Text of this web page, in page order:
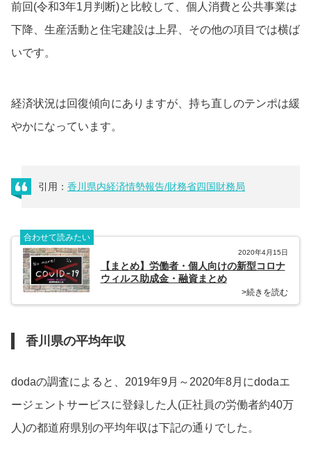
前回(令和3年1月判断)と比較して、個人消費と公共事業は
下降、生産活動と住宅建設は上昇、その他の項目では横ば
いです。
経済状況は回復傾向にありますが、持ち直しのテンポは緩
やかになっています。
引用： 香川県内経済情勢報告/財務省四国財務局
合わせて読みたい
2020年4月15日
【まとめ】労働者・個人向けの新型コロナ
ウィルス助成金・融資まとめ
>続きを読む
香川県の平均年収
dodaの調査によると、2019年9月～2020年8月にdodaエ
ージェントサービスに登録した人(正社員の労働者約40万
人)の都道府県別の平均年収は下記の通りでした。